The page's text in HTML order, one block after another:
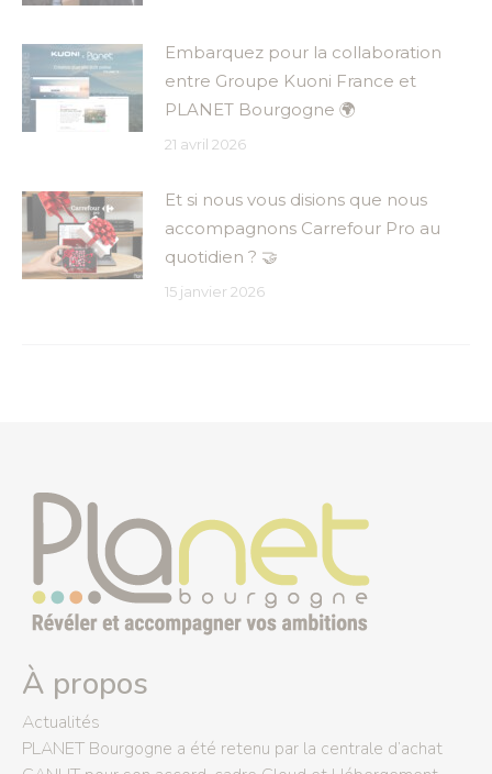
Embarquez pour la collaboration
entre Groupe Kuoni France et
PLANET Bourgogne 🌍
21 avril 2026
Et si nous vous disions que nous
accompagnons Carrefour Pro au
quotidien ? 🤝
15 janvier 2026
À propos
Actualités
PLANET Bourgogne a été retenu par la centrale d’achat